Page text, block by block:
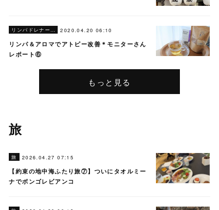
リンパドレナージ 2020.04.20 06:10
リンパ＆アロマでアトピー改善＊モニターさん
レポート⑥
もっと見る
旅
旅 2026.04.27 07:15
【約束の地中海ふたり旅⑦】ついにタオルミー
ナでボンゴレビアンコ